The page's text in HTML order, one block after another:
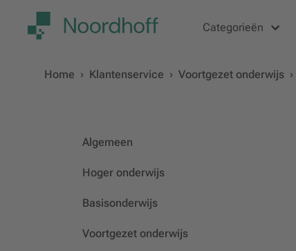
Categorieën
Home › Klantenservice › Voortgezet onderwijs ›
Algemeen
Hoger onderwijs
Basisonderwijs
Voortgezet onderwijs